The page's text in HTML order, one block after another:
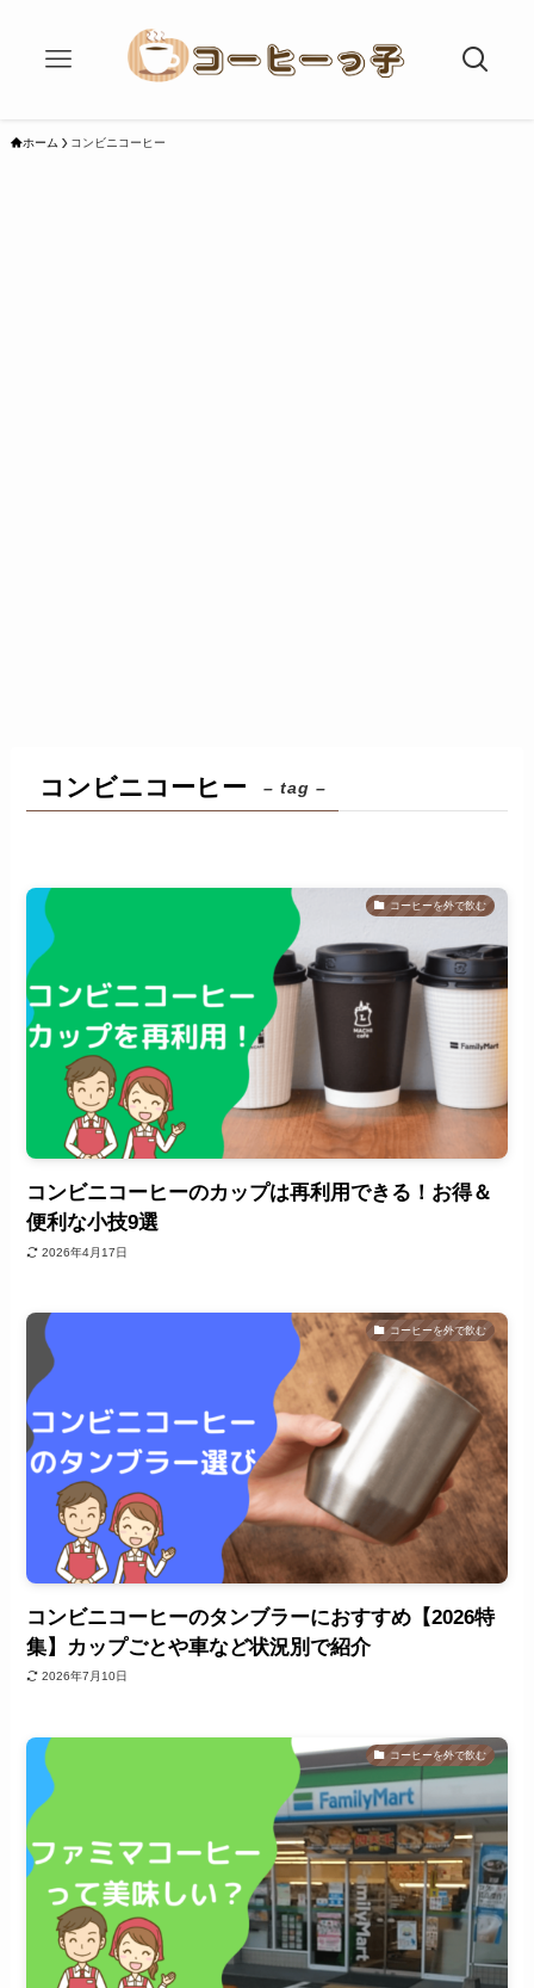
ホーム コンビニコーヒー
コンビニコーヒー – tag –
コーヒーを外で飲む
コンビニコーヒーのカップは再利用できる！お得＆
便利な小技9選
2026年4月17日
コーヒーを外で飲む
コンビニコーヒーのタンブラーにおすすめ【2026特
集】カップごとや車など状況別で紹介
2026年7月10日
コーヒーを外で飲む